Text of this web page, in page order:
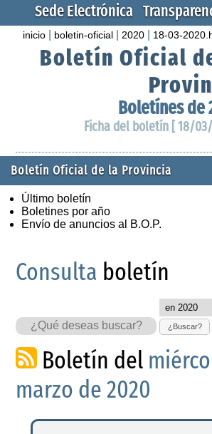
Sede Electrónica
inicio boletin-oficial 2020 18-03-
Boletín Oficial
Boletínes de
Ficha del boletín [ 18/
Boletín Oficial de la Provincia
Último boletín
Boletines por año
Envío de anuncios al B.O.P.
Consulta boletín
¿Buscar?
Boletín del
marzo de 2020